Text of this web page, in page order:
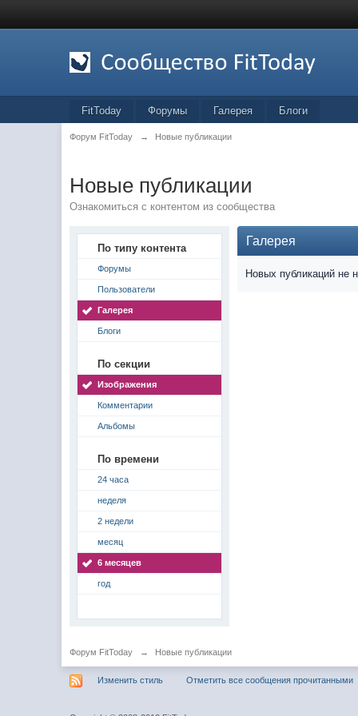
FitToday Форумы Галерея Блоги
Форум FitToday → Новые публикации
Новые публикации
Ознакомиться с контентом из сообщества
По типу контента
Форумы
Пользователи
Галерея
Блоги
По секции
Изображения
Комментарии
Альбомы
По времени
24 часа
неделя
2 недели
месяц
6 месяцев
год
Галерея
Новых публикаций не
Форум FitToday → Новые публикации
Изменить стиль Отметить все сообщения прочитанными